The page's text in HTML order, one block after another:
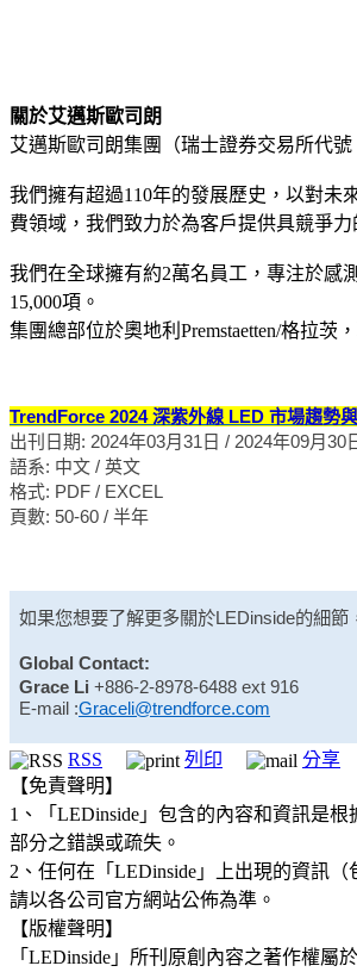
關於艾邁斯歐司朗
艾邁斯歐司朗集團（瑞士證券交易所代
我們擁有超過110年的發展歷史，以對未
費領域，我們致力於為客戶提供具競爭
我們在全球擁有約2萬名員工，專注於感
15,000項。
集團總部位於奧地利Premstaetten/格拉
TrendForce 2024 深紫外線 LED 市場趨勢
出刊日期: 2024年03月31日 / 2024年09月30
語系: 中文 / 英文
格式: PDF / EXCEL
頁數: 50-60 / 半年
如果您想要了解更多關於LEDinside的細節
Global Contact:
Grace Li +886-2-8978-6488 ext 916
E-mail :Graceli@trendforce.com
RSS 列印 分享
【免責聲明】
1、「LEDinside」包含的內容和資訊是
部分之錯誤或疏失。
2、任何在「LEDinside」上出現的資訊
請以各公司官方網站公佈為準。
【版權聲明】
「LEDinside」所刊原創內容之著作權